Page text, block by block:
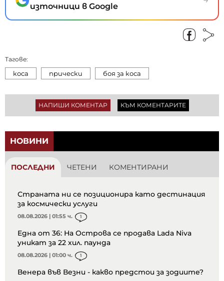
източници в Google
Тагове:
коса прически боя за коса
НАПИШИ КОМЕНТАР КЪМ КОМЕНТАРИТЕ
НОВИНИ
ПОСЛЕДНИ ЧЕТЕНИ КОМЕНТИРАНИ
Страната ни се позиционира като дестинация
за космически услуги
08.08.2026 | 01:55 ч. 1
Една от 36: На Острова се продава Lada Niva
уникат за 22 хил. паунда
08.08.2026 | 01:00 ч. 1
Венера във Везни - какво предстои за зодиите?